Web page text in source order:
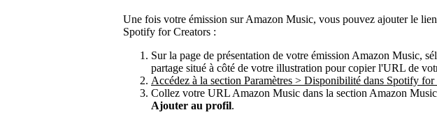
Une fois votre émission sur Amazon Music, vous pouvez ajouter le
Spotify for Creators :
Sur la page de présentation de votre émission Amazon Music,
partage situé à côté de votre illustration pour copier l'URL de
Accédez à la section Paramètres > Disponibilité dans Spotify for
Collez votre URL Amazon Music dans la section Amazon
Ajouter au profil.